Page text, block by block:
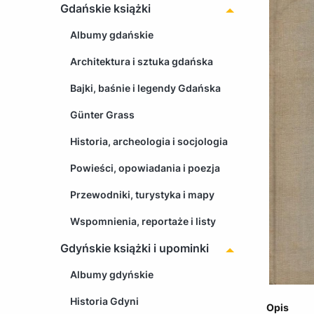
Gdańskie książki
Albumy gdańskie
Architektura i sztuka gdańska
Bajki, baśnie i legendy Gdańska
Günter Grass
Historia, archeologia i socjologia
Powieści, opowiadania i poezja
Przewodniki, turystyka i mapy
Wspomnienia, reportaże i listy
Gdyńskie książki i upominki
Albumy gdyńskie
Historia Gdyni
Opis